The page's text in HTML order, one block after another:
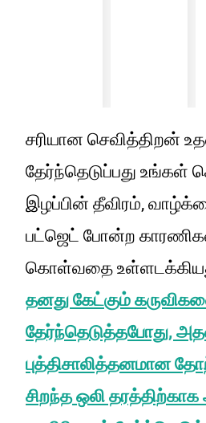
சரியான செவித்திறன்
தேர்ந்தெடுப்பது உங்கள்
இழப்பின் தீவிரம்,
பட்ஜெட் போன்ற
கொள்வதை
தனது கேட்கும்
தேர்ந்தெடுத்தபோது,
புத்திசாலித்தனமான
சிறந்த ஒலி தரத்திற்காக